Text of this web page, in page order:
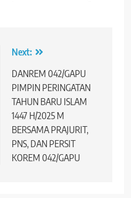
Next:
DANREM 042/GAPU
PIMPIN PERINGATAN
TAHUN BARU ISLAM
1447 H/2025 M
BERSAMA PRAJURIT,
PNS, DAN PERSIT
KOREM 042/GAPU